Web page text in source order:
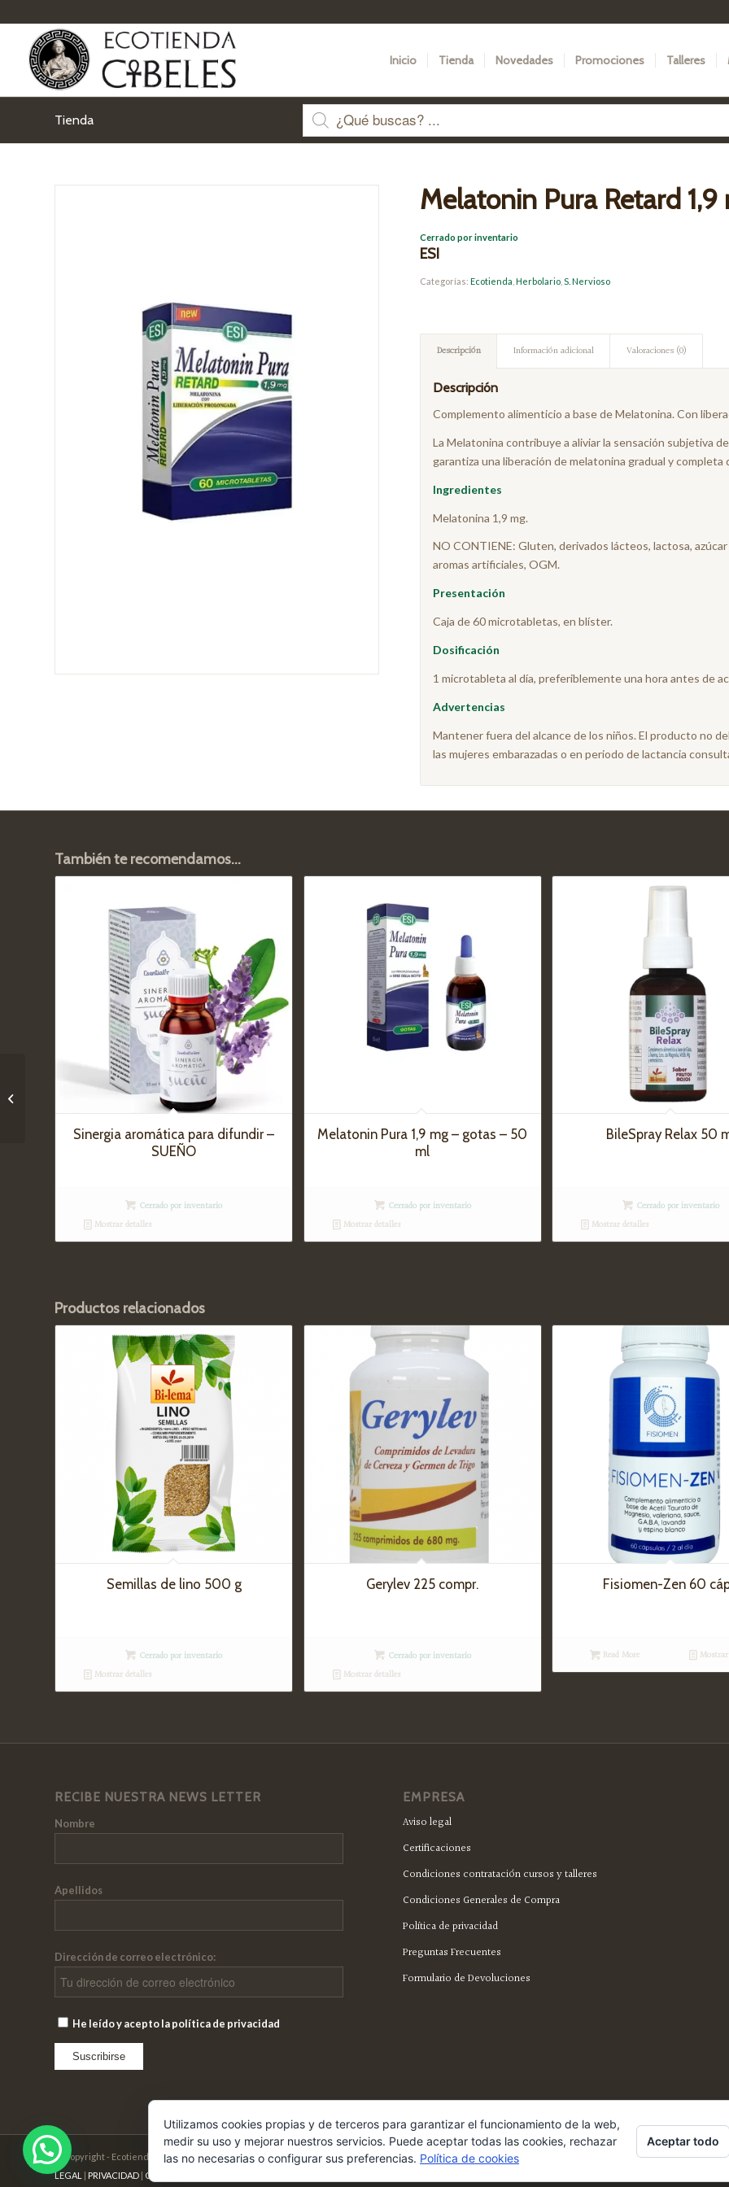
Inicio Tienda Novedades Promociones Talleres
Tienda
Melatonin Pura Retard
Cerrado por inventario
ESI
Categorías:Ecotienda ,Herbolario ,S. Nervioso
Descripción Información adicional Valoraciones (0)
Descripción
Complemento alimenticio a base de Melatonina. Con
La Melatonina contribuye a aliviar la sensación subjetiva
garantiza una liberación de melatonina gradual y
Ingredientes
Melatonina 1,9 mg.
NO CONTIENE: Gluten, derivados lácteos, lactosa,
aromas artificiales, OGM.
Presentación
Caja de 60 microtabletas, en blíster.
Dosificación
1 microtableta al día, preferiblemente una hora antes de
Advertencias
Mantener fuera del alcance de los niños. El producto no
las mujeres embarazadas o en periodo de lactancia
También te recomendamos…
Sinergia aromática para difundir –
SUEÑO
Cerrado por inventario
Mostrar detalles
Melatonin Pura 1,9 mg – gotas – 50
ml
Cerrado por inventario
Mostrar detalles
BileSpray Relax 50
Cerrado por inventario
Mostrar detalles
Productos relacionados
Semillas de lino 500 g
Cerrado por inventario
Mostrar detalles
Gerylev 225 compr.
Cerrado por inventario
Mostrar detalles
Fisiomen-Zen 60
Read More
RECIBE NUESTRA NEWS LETTER
Nombre
Apellidos
Dirección de correo electrónico:
He leído y acepto la política de privacidad
EMPRESA
Aviso legal
Certificaciones
Condiciones contratación cursos y talleres
Condiciones Generales de Compra
Política de privacidad
Preguntas Frecuentes
Formulario de Devoluciones
© Copyright - Ecotienda Cibeles
LEGAL | PRIVACIDAD | COOKIES
Miel de romero 470 g
Utilizamos cookies propias y de terceros para garantizar el funcionamiento de la web,
medir su uso y mejorar nuestros servicios. Puede aceptar todas las cookies, rechazar
las no necesarias o configurar sus preferencias. Política de cookies
Aceptar todo